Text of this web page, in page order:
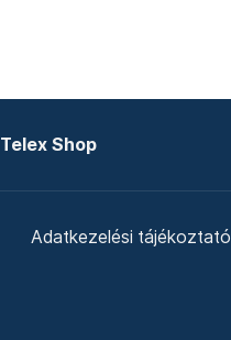
Telex Shop
Adatkezelési tájékoztató